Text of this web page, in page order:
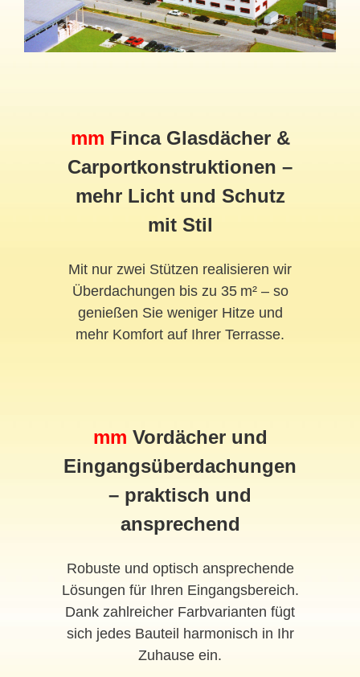
mm Finca Glasdächer &
Carportkonstruktionen –
mehr Licht und Schutz
mit Stil
Mit nur zwei Stützen realisieren wir
Überdachungen bis zu 35 m² – so
genießen Sie weniger Hitze und
mehr Komfort auf Ihrer Terrasse.
mm Vordächer und
Eingangsüberdachungen
– praktisch und
ansprechend
Robuste und optisch ansprechende
Lösungen für Ihren Eingangsbereich.
Dank zahlreicher Farbvarianten fügt
sich jedes Bauteil harmonisch in Ihr
Zuhause ein.